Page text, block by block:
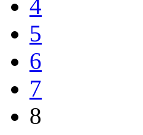
4
5
6
7
8